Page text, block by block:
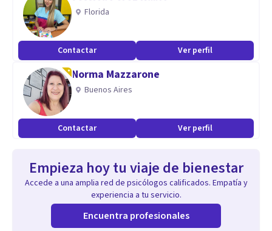
y adolescencia.
📍 Atención presencial o en línea
Florida
Contactar Ver perfil
Norma Mazzarone
Buenos Aires
Contactar Ver perfil
Empieza hoy tu viaje de bienestar
Accede a una amplia red de psicólogos calificados. Empatía y
experiencia a tu servicio.
Encuentra profesionales